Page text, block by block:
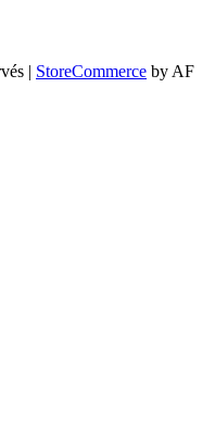
| StoreCommerce by AF